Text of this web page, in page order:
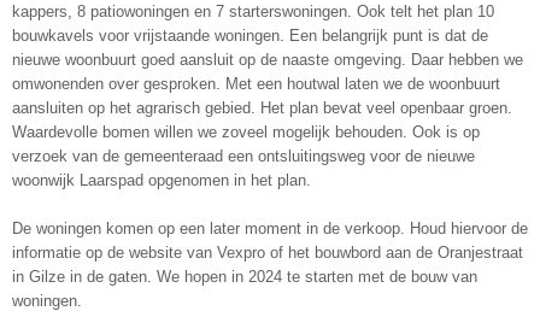
kappers, 8 patiowoningen en 7 starterswoningen. Ook telt het plan 10
bouwkavels voor vrijstaande woningen. Een belangrijk punt is dat de
nieuwe woonbuurt goed aansluit op de naaste omgeving. Daar hebben we
omwonenden over gesproken. Met een houtwal laten we de woonbuurt
aansluiten op het agrarisch gebied. Het plan bevat veel openbaar groen.
Waardevolle bomen willen we zoveel mogelijk behouden. Ook is op
verzoek van de gemeenteraad een ontsluitingsweg voor de nieuwe
woonwijk Laarspad opgenomen in het plan.
De woningen komen op een later moment in de verkoop. Houd hiervoor de
informatie op de website van Vexpro of het bouwbord aan de Oranjestraat
in Gilze in de gaten. We hopen in 2024 te starten met de bouw van
woningen.